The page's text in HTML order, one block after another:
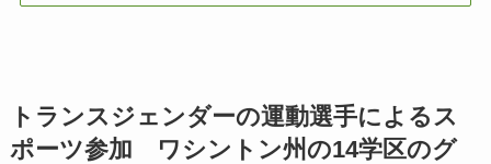
トランスジェンダーの運動選手によるス
ポーツ参加 ワシントン州の14学区のグ